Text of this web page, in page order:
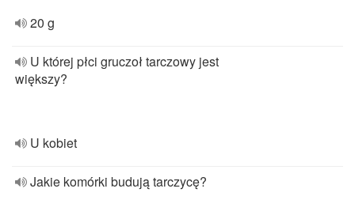
20 g
U której płci gruczoł tarczowy jest
większy?
U kobiet
Jakie komórki budują tarczycę?